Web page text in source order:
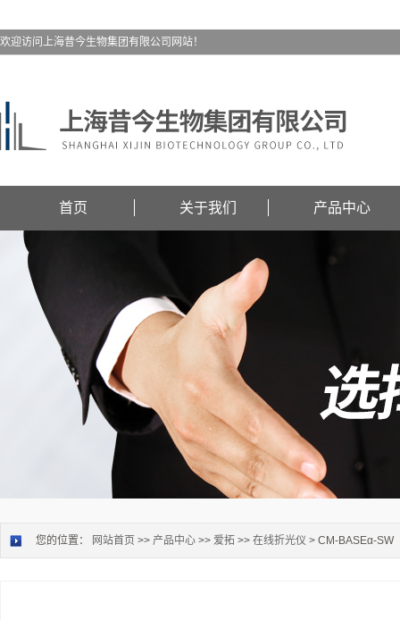
欢迎访问上海昔今生物集团有限公司网站！
首页 关于我们 产品中心
您的位置： 网站首页 >> 产品中心 >> 爱拓 >> 在线折光仪 > CM-BASEα-SW